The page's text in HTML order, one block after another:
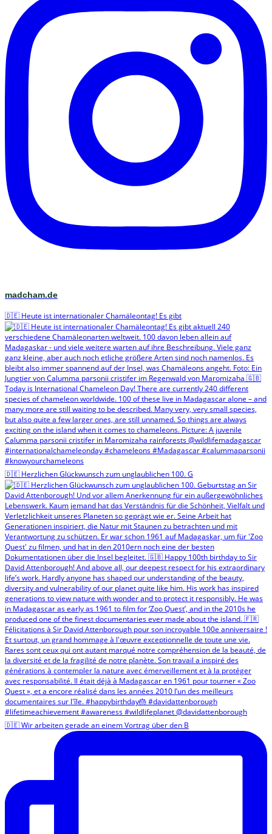
madcham.de
🇩🇪 Heute ist internationaler Chamäleontag! Es gibt
🇩🇪 Herzlichen Glückwunsch zum unglaublichen 100. G
🇩🇪 Wir arbeiten gerade an einem Vortrag über den B